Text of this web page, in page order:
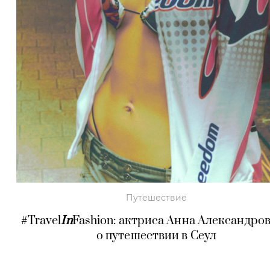
Путешествие
#TravelInFashion: актриса Анна
о путешествии в Сеул